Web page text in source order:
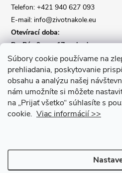
Súbory cookie používame na
prehliadania, poskytovanie
obsahu a analýzu našej
nám umožníte si môžete
na „Prijať všetko“ súhlasíte s
cookie. Viac informácií >>
Telefon: +421 940 627 093
E-mail: info@zivotnakole.eu
Otevírací doba:
Po-Pá : 9,oo - 17,oo hod
So : 9,oo - 12,oo | Ne : Zavřeno
Kontaktní formulář
Copyright 2026Život na kole.